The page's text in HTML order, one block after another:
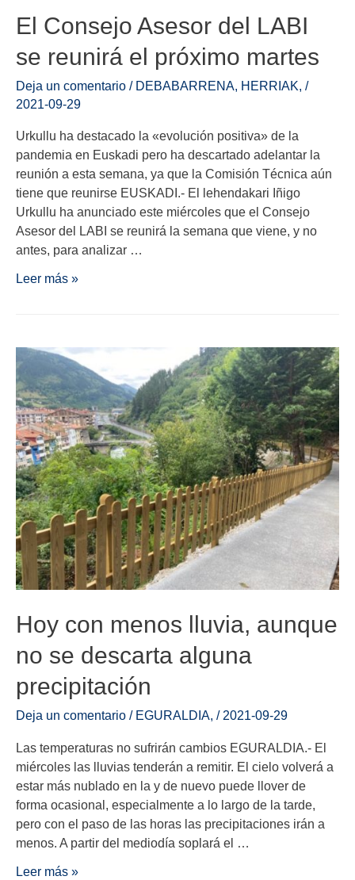
El Consejo Asesor del LABI
se reunirá el próximo martes
Deja un comentario / DEBABARRENA HERRIAK /
2021-09-29
Urkullu ha destacado la «evolución positiva» de la
pandemia en Euskadi pero ha descartado adelantar la
reunión a esta semana, ya que la Comisión Técnica aún
tiene que reunirse EUSKADI.- El lehendakari Iñigo
Urkullu ha anunciado este miércoles que el Consejo
Asesor del LABI se reunirá la semana que viene, y no
antes, para analizar …
Leer más »
Hoy con menos lluvia, aunque
no se descarta alguna
precipitación
Deja un comentario / EGURALDIA, / 2021-09-29
Las temperaturas no sufrirán cambios EGURALDIA.- El
miércoles las lluvias tenderán a remitir. El cielo volverá a
estar más nublado en la y de nuevo puede llover de
forma ocasional, especialmente a lo largo de la tarde,
pero con el paso de las horas las precipitaciones irán a
menos. A partir del mediodía soplará el …
Leer más »